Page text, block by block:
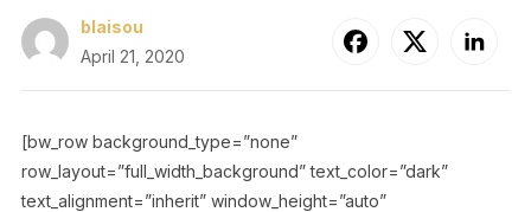
blaisou
April 21, 2020
[bw_row background_type=”none”
row_layout=”full_width_background” text_color=”dark”
text_alignment=”inherit” window_height=”auto”